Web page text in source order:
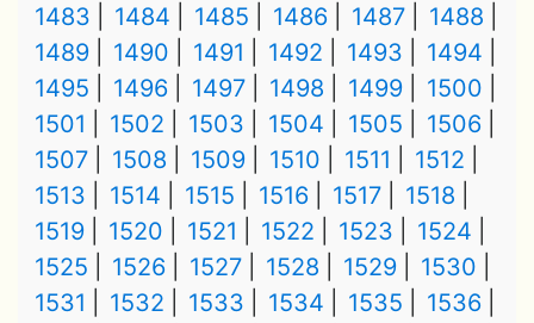
1483
1484 1485 1486 1487
1488
1489
1490 1491 1492 1493
1494
1495
1496 1497 1498 1499
1500
1501
1502 1503 1504 1505
1506
1507
1508 1509 1510 1511
1512
1513
1514 1515 1516 1517
1518
1519
1520 1521 1522 1523
1524
1525
1526 1527 1528 1529
1530
1531
1532 1533 1534 1535
1536